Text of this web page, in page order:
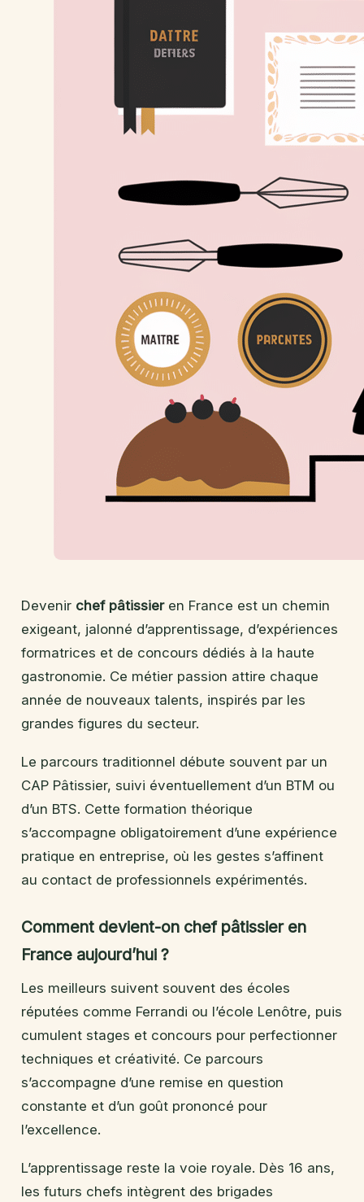
Devenir chef pâtissieren France est un chemin
exigeant, jalonné d’apprentissage, d’expériences
formatrices et de concours dédiés à la haute
gastronomie. Ce métier passion attire chaque
année de nouveaux talents, inspirés par les
grandes figures du secteur.
Le parcours traditionnel débute souvent par un
CAP Pâtissier, suivi éventuellement d’un BTM ou
d’un BTS. Cette formation théorique
s’accompagne obligatoirement d’une expérience
pratique en entreprise, où les gestes s’affinent
au contact de professionnels expérimentés.
Comment devient-on chef pâtissier en
France aujourd’hui ?
Les meilleurs suivent souvent des écoles
réputées comme Ferrandi ou l’école Lenôtre, puis
cumulent stages et concours pour perfectionner
techniques et créativité. Ce parcours
s’accompagne d’une remise en question
constante et d’un goût prononcé pour
l’excellence.
L’apprentissage reste la voie royale. Dès 16 ans,
les futurs chefs intègrent des brigades